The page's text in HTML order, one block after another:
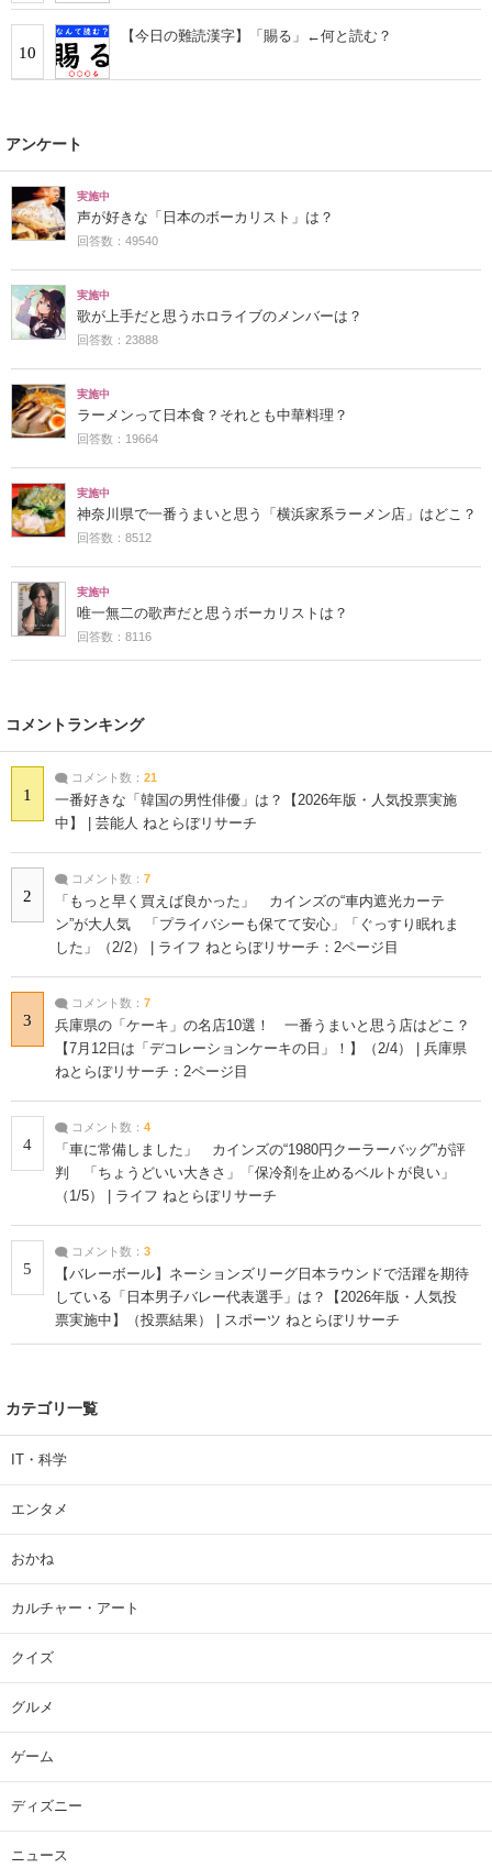
10
【今日の難読漢字】「賜る」←何と読む？
アンケート
実施中
声が好きな「日本のボーカリスト」は？
回答数：49540
実施中
歌が上手だと思うホロライブのメンバーは？
回答数：23888
実施中
ラーメンって日本食？それとも中華料理？
回答数：19664
実施中
神奈川県で一番うまいと思う「横浜家系ラーメン店」はどこ？
回答数：8512
実施中
唯一無二の歌声だと思うボーカリストは？
回答数：8116
コメントランキング
1
コメント数： 21
一番好きな「韓国の男性俳優」は？【2026年版・人気投票実施
中】 | 芸能人 ねとらぼリサーチ
2
コメント数： 7
「もっと早く買えば良かった」 カインズの“車内遮光カーテ
ン”が大人気 「プライバシーも保てて安心」「ぐっすり眠れま
した」（2/2） | ライフ ねとらぼリサーチ：2ページ目
3
コメント数： 7
兵庫県の「ケーキ」の名店10選！ 一番うまいと思う店はどこ？
【7月12日は「デコレーションケーキの日」！】（2/4） | 兵庫県
ねとらぼリサーチ：2ページ目
4
コメント数： 4
「車に常備しました」 カインズの“1980円クーラーバッグ”が評
判 「ちょうどいい大きさ」「保冷剤を止めるベルトが良い」
（1/5） | ライフ ねとらぼリサーチ
5
コメント数： 3
【バレーボール】ネーションズリーグ日本ラウンドで活躍を期待
している「日本男子バレー代表選手」は？【2026年版・人気投
票実施中】（投票結果） | スポーツ ねとらぼリサーチ
カテゴリ一覧
IT・科学
エンタメ
おかね
カルチャー・アート
クイズ
グルメ
ゲーム
ディズニー
ニュース